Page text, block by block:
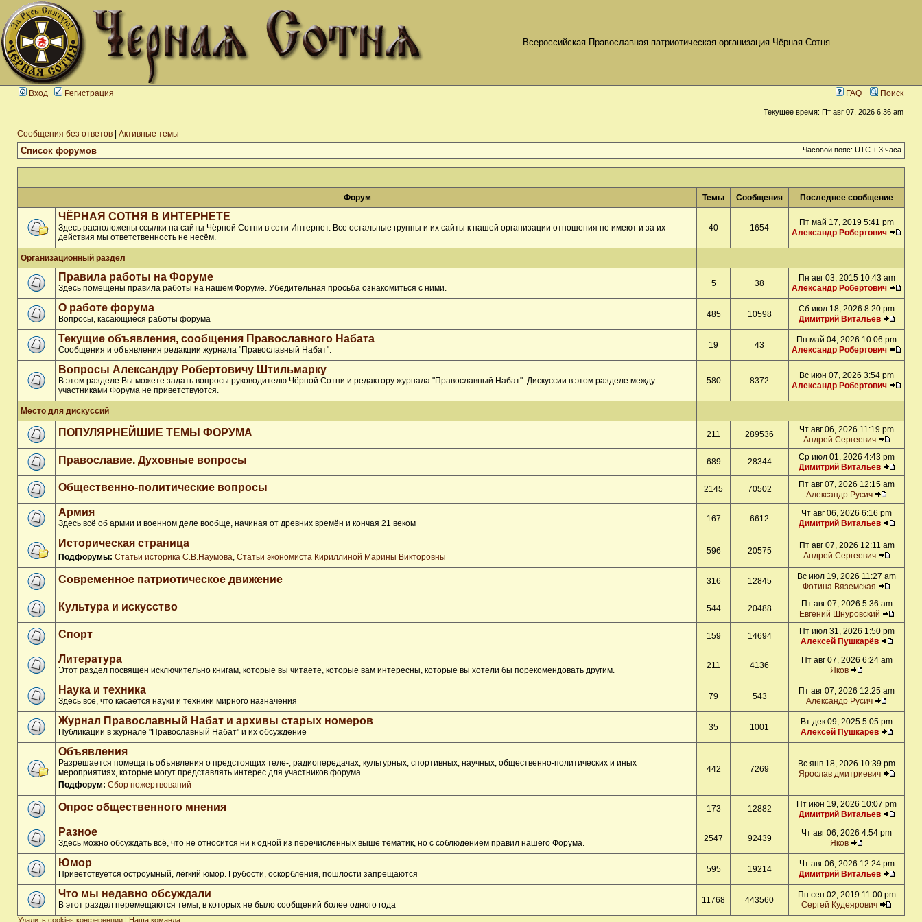
Всероссийская Православная патриотическая организация Чёрная Сотня
Вход Регистрация FAQ Поиск
Текущее время: Пт авг 07, 2026 6:36 am
Сообщения без ответов Активные темы
Список форумов Часовой пояс: UTC + 3 часа
Форум Темы Сообщения Последнее сообщение
ЧЁРНАЯ СОТНЯ В ИНТЕРНЕТЕ
Здесь расположены ссылки на сайты Чёрной Сотни в сети Интернет. Все остальные группы и их сайты к нашей организации отношения не имеют и за их
действия мы ответственность не несём.
40 1654
Пт май 17, 2019 5:41 pm
Александр Робертович
Организационный раздел
Правила работы на Форуме
Здесь помещены правила работы на нашем Форуме. Убедительная просьба ознакомиться с ними. 5 38
Пн авг 03, 2015 10:43 am
Александр Робертович
О работе форума
Вопросы, касающиеся работы форума 485 10598
Сб июл 18, 2026 8:20 pm
Димитрий Витальев
Текущие объявления, сообщения Православного Набата
Сообщения и объявления редакции журнала "Православный Набат". 19 43
Пн май 04, 2026 10:06 pm
Александр Робертович
Вопросы Александру Робертовичу Штильмарку
В этом разделе Вы можете задать вопросы руководителю Чёрной Сотни и редактору журнала "Православный Набат". Дискуссии в этом разделе между
участниками Форума не приветствуются.
580 8372
Вс июн 07, 2026 3:54 pm
Александр Робертович
Место для дискуссий
ПОПУЛЯРНЕЙШИЕ ТЕМЫ ФОРУМА 211 289536
Чт авг 06, 2026 11:19 pm
Андрей Сергеевич
Православие. Духовные вопросы 689 28344
Ср июл 01, 2026 4:43 pm
Димитрий Витальев
Общественно-политические вопросы 2145 70502
Пт авг 07, 2026 12:15 am
Александр Русич
Армия
Здесь всё об армии и военном деле вообще, начиная от древних времён и кончая 21 веком 167 6612
Чт авг 06, 2026 6:16 pm
Димитрий Витальев
Историческая страница
Подфорумы: Статьи историка С.В.Наумова, Статьи экономиста Кириллиной Марины Викторовны
596 20575
Пт авг 07, 2026 12:11 am
Андрей Сергеевич
Современное патриотическое движение 316 12845
Вс июл 19, 2026 11:27 am
Фотина Вяземская
Культура и искусство 544 20488
Пт авг 07, 2026 5:36 am
Евгений Шнуровский
Спорт 159 14694
Пт июл 31, 2026 1:50 pm
Алексей Пушкарёв
Литература
Этот раздел посвящён исключительно книгам, которые вы читаете, которые вам интересны, которые вы хотели бы порекомендовать другим. 211 4136
Пт авг 07, 2026 6:24 am
Яков
Наука и техника
Здесь всё, что касается науки и техники мирного назначения 79 543
Пт авг 07, 2026 12:25 am
Александр Русич
Журнал Православный Набат и архивы старых номеров
Публикации в журнале "Православный Набат" и их обсуждение 35 1001
Вт дек 09, 2025 5:05 pm
Алексей Пушкарёв
Объявления
Разрешается помещать объявления о предстоящих теле-, радиопередачах, культурных, спортивных, научных, общественно-политических и иных
мероприятиях, которые могут представлять интерес для участников форума.
Подфорум: Сбор пожертвований
442 7269
Вс янв 18, 2026 10:39 pm
Ярослав дмитриевич
Опрос общественного мнения 173 12882
Пт июн 19, 2026 10:07 pm
Димитрий Витальев
Разное
Здесь можно обсуждать всё, что не относится ни к одной из перечисленных выше тематик, но с соблюдением правил нашего Форума. 2547 92439
Чт авг 06, 2026 4:54 pm
Яков
Юмор
Приветствуется остроумный, лёгкий юмор. Грубости, оскорбления, пошлости запрещаются 595 19214
Чт авг 06, 2026 12:24 pm
Димитрий Витальев
Что мы недавно обсуждали
В этот раздел перемещаются темы, в которых не было сообщений более одного года 11768 443560
Пн сен 02, 2019 11:00 pm
Сергей Кудеярович
Удалить cookies конференции | Наша команда